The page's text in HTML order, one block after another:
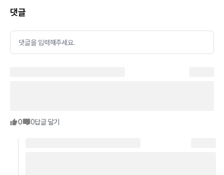
댓글
댓글을 입력해주세요.
0 0답글 달기